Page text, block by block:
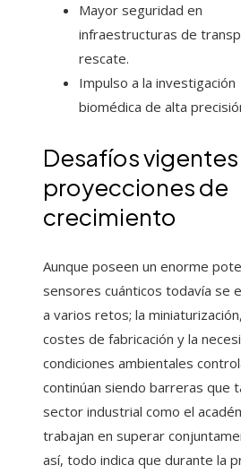
Mayor seguridad en
infraestructuras de
rescate.
Impulso a la investigación
biomédica de alta
Desafíos
proyecciones de
crecimiento
Aunque poseen un enorme
sensores cuánticos todavía se
a varios retos; la
costes de fabricación y la
condiciones ambientales
continúan siendo barreras que
sector industrial como el
trabajan en superar
así, todo indica que durante la